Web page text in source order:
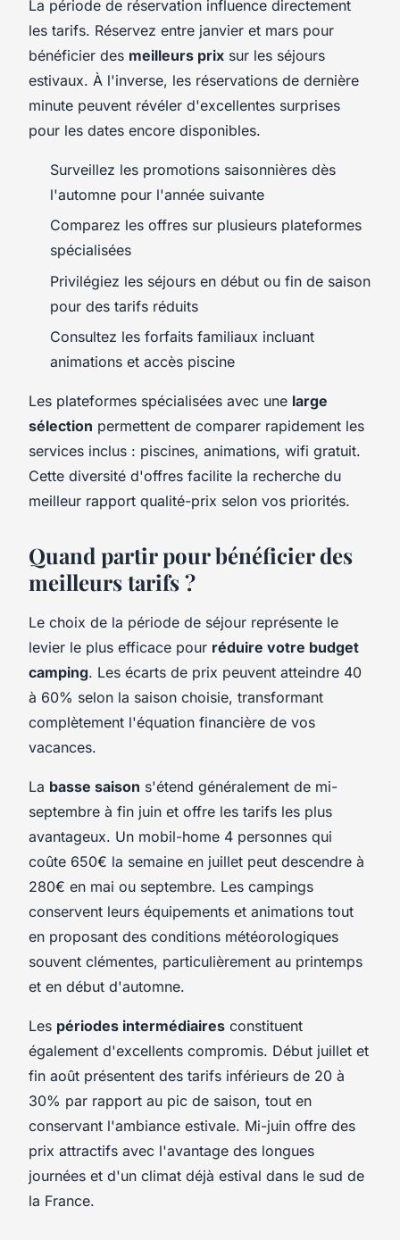
La période de réservation influence directement
les tarifs. Réservez entre janvier et mars pour
bénéficier des meilleurs prix sur les séjours
estivaux. À l'inverse, les réservations de dernière
minute peuvent révéler d'excellentes surprises
pour les dates encore disponibles.
Surveillez les promotions saisonnières dès
l'automne pour l'année suivante
Comparez les offres sur plusieurs plateformes
spécialisées
Privilégiez les séjours en début ou fin de saison
pour des tarifs réduits
Consultez les forfaits familiaux incluant
animations et accès piscine
Les plateformes spécialisées avec une large
sélection permettent de comparer rapidement les
services inclus : piscines, animations, wifi gratuit.
Cette diversité d'offres facilite la recherche du
meilleur rapport qualité-prix selon vos priorités.
Quand partir pour bénéficier des
meilleurs tarifs ?
Le choix de la période de séjour représente le
levier le plus efficace pour réduire votre budget
camping. Les écarts de prix peuvent atteindre 40
à 60% selon la saison choisie, transformant
complètement l'équation financière de vos
vacances.
La basse saison s'étend généralement de mi-
septembre à fin juin et offre les tarifs les plus
avantageux. Un mobil-home 4 personnes qui
coûte 650€ la semaine en juillet peut descendre à
280€ en mai ou septembre. Les campings
conservent leurs équipements et animations tout
en proposant des conditions météorologiques
souvent clémentes, particulièrement au printemps
et en début d'automne.
Les périodes intermédiaires constituent
également d'excellents compromis. Début juillet et
fin août présentent des tarifs inférieurs de 20 à
30% par rapport au pic de saison, tout en
conservant l'ambiance estivale. Mi-juin offre des
prix attractifs avec l'avantage des longues
journées et d'un climat déjà estival dans le sud de
la France.